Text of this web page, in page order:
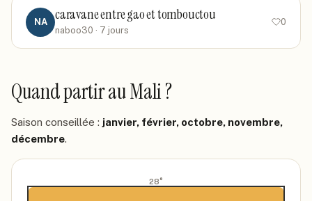
NA caravane entre gao et tombouctou
naboo30 · 7 jours
0
Quand partirau Mali?
Saison conseillée : janvier, février, octobre, novembre,
décembre.
28°